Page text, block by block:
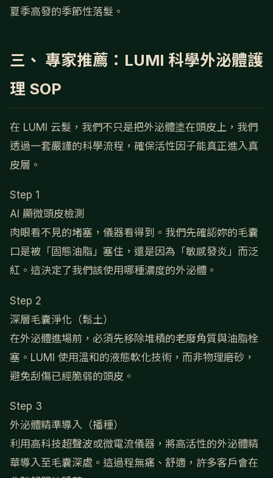
夏季高發的季節性落髮。
三、 專家推薦：LUMI 科學外泌體護
理 SOP
在 LUMI 云髮，我們不只是把外泌體塗在頭皮上，我們
透過一套嚴謹的科學流程，確保活性因子能真正進入真
皮層。
Step 1
AI 顯微頭皮檢測
肉眼看不見的堵塞，儀器看得到。我們先確認妳的毛囊
口是被「固態油脂」塞住，還是因為「敏感發炎」而泛
紅。這決定了我們該使用哪種濃度的外泌體。
Step 2
深層毛囊淨化（鬆土）
在外泌體進場前，必須先移除堆積的老廢角質與油脂栓
塞。LUMI 使用溫和的液態軟化技術，而非物理磨砂，
避免刮傷已經脆弱的頭皮。
Step 3
外泌體精準導入（播種）
利用高科技超聲波或微電流儀器，將高活性的外泌體精
華導入至毛囊深處。這過程無痛、舒適，許多客戶會在